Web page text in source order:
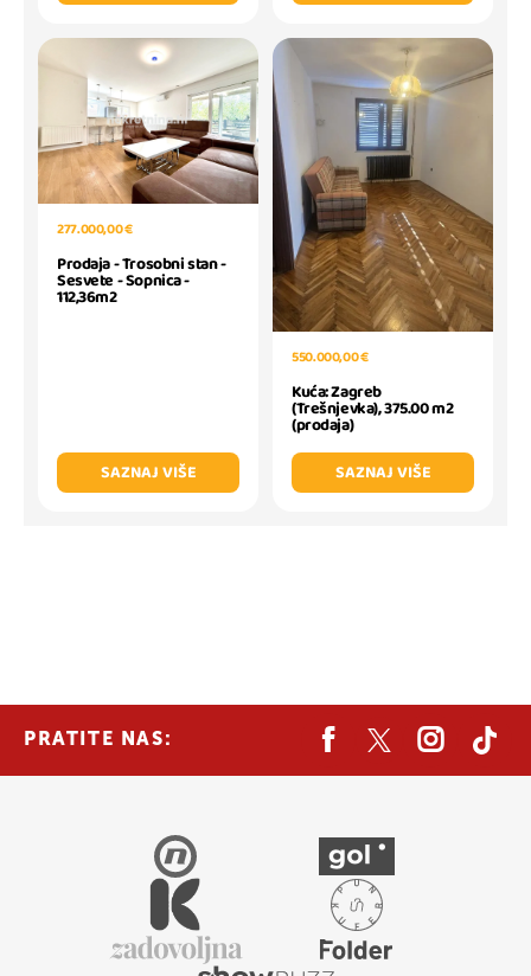
277.000,00 €
Prodaja - Trosobni stan -
Sesvete - Sopnica -
112,36m2
SAZNAJ VIŠE
550.000,00 €
Kuća: Zagreb
(Trešnjevka), 375.00 m2
(prodaja)
SAZNAJ VIŠE
PRATITE NAS: